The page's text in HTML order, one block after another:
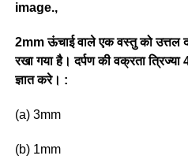
image.,
2mm ऊंचाई वाले एक वस्तु को उत्तल
रखा गया है। दर्पण की वक्रता
ज्ञात करे। :
(a) 3mm
(b) 1mm